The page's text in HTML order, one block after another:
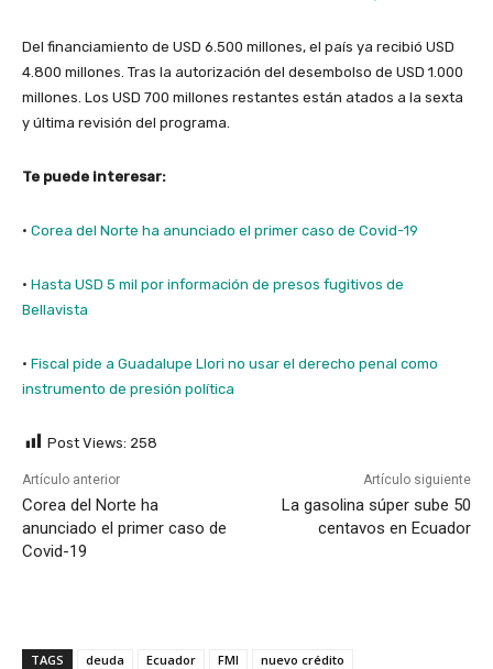
Del financiamiento de USD 6.500 millones, el país ya recibió USD
4.800 millones. Tras la autorización del desembolso de USD 1.000
millones. Los USD 700 millones restantes están atados a la sexta
y última revisión del programa.
Te puede interesar:
· Corea del Norte ha anunciado el primer caso de Covid-19
· Hasta USD 5 mil por información de presos fugitivos de
Bellavista
· Fiscal pide a Guadalupe Llori no usar el derecho penal como
instrumento de presión política
Post Views: 258
Artículo anterior
Corea del Norte ha
anunciado el primer caso de
Covid-19
Artículo siguiente
La gasolina súper sube 50
centavos en Ecuador
TAGS deuda Ecuador FMI nuevo crédito